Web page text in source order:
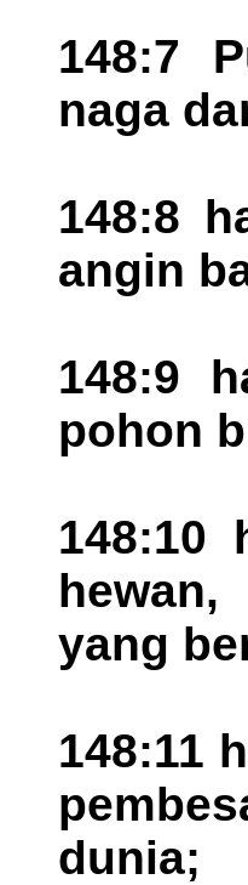
148:7
naga
148:8
angin
148:9
pohon
148:10
yang
148:11
dunia;